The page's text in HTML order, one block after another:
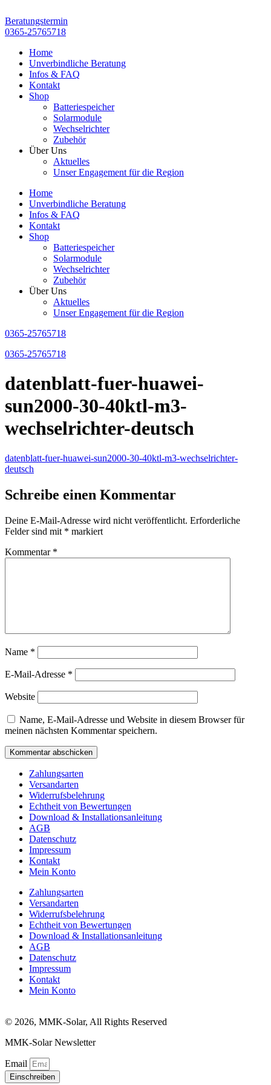
Inhalt
springen
Beratungstermin
0365-25765718
Home
Unverbindliche Beratung
Infos & FAQ
Kontakt
Shop
Batteriespeicher
Solarmodule
Wechselrichter
Zubehör
Über Uns
Aktuelles
Unser Engagement für die Region
Home
Unverbindliche Beratung
Infos & FAQ
Kontakt
Shop
Batteriespeicher
Solarmodule
Wechselrichter
Zubehör
Über Uns
Aktuelles
Unser Engagement für die Region
0365-25765718
0365-25765718
datenblatt-fuer-huawei-
sun2000-30-40ktl-m3-
wechselrichter-deutsch
datenblatt-fuer-huawei-sun2000-30-40ktl-m3-wechselrichter-
deutsch
Schreibe einen Kommentar
Deine E-Mail-Adresse wird nicht veröffentlicht. Erforderliche
Felder sind mit * markiert
Kommentar *
Name *
E-Mail-Adresse *
Website
Name, E-Mail-Adresse und Website in diesem Browser für
meinen nächsten Kommentar speichern.
Zahlungsarten
Versandarten
Widerrufsbelehrung
Echtheit von Bewertungen
Download & Installationsanleitung
AGB
Datenschutz
Impressum
Kontakt
Mein Konto
Zahlungsarten
Versandarten
Widerrufsbelehrung
Echtheit von Bewertungen
Download & Installationsanleitung
AGB
Datenschutz
Impressum
Kontakt
Mein Konto
© 2026, MMK-Solar, All Rights Reserved
MMK-Solar Newsletter
Email
Einschreiben